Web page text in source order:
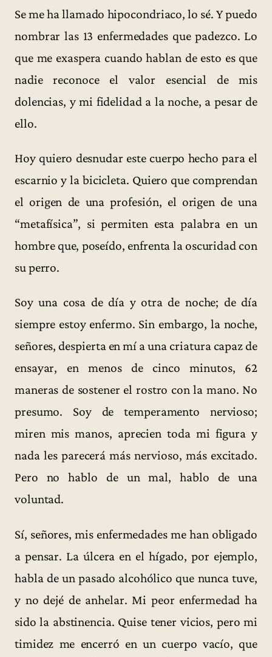
Se me ha llamado hipocondriaco, lo sé. Y puedo
nombrar las 13 enfermedades que padezco. Lo
que me exaspera cuando hablan de esto es que
nadie reconoce el valor esencial de mis
dolencias, y mi fidelidad a la noche, a pesar de
ello.
Hoy quiero desnudar este cuerpo hecho para el
escarnio y la bicicleta. Quiero que comprendan
el origen de una profesión, el origen de una
“metafísica”, si permiten esta palabra en un
hombre que, poseído, enfrenta la oscuridad con
su perro.
Soy una cosa de día y otra de noche; de día
siempre estoy enfermo. Sin embargo, la noche,
señores, despierta en mí a una criatura capaz de
ensayar, en menos de cinco minutos, 62
maneras de sostener el rostro con la mano. No
presumo. Soy de temperamento nervioso;
miren mis manos, aprecien toda mi figura y
nada les parecerá más nervioso, más excitado.
Pero no hablo de un mal, hablo de una
voluntad.
Sí, señores, mis enfermedades me han obligado
a pensar. La úlcera en el hígado, por ejemplo,
habla de un pasado alcohólico que nunca tuve,
y no dejé de anhelar. Mi peor enfermedad ha
sido la abstinencia. Quise tener vicios, pero mi
timidez me encerró en un cuerpo vacío, que